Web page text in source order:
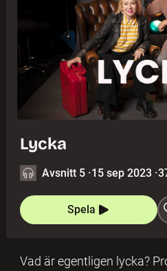
Lycka
Avsnitt 5 ·15 sep 2023 ·
Spela
Vad är egentligen lycka?